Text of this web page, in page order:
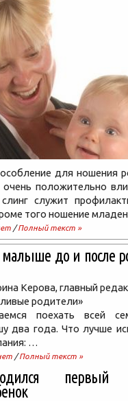
для ношения
положительно
служит
того ношение
/Полный текст »
малыше до и после
Керова, главный
родители»
поехать всей
два года. Что лучше
…
/Полный текст »
первый